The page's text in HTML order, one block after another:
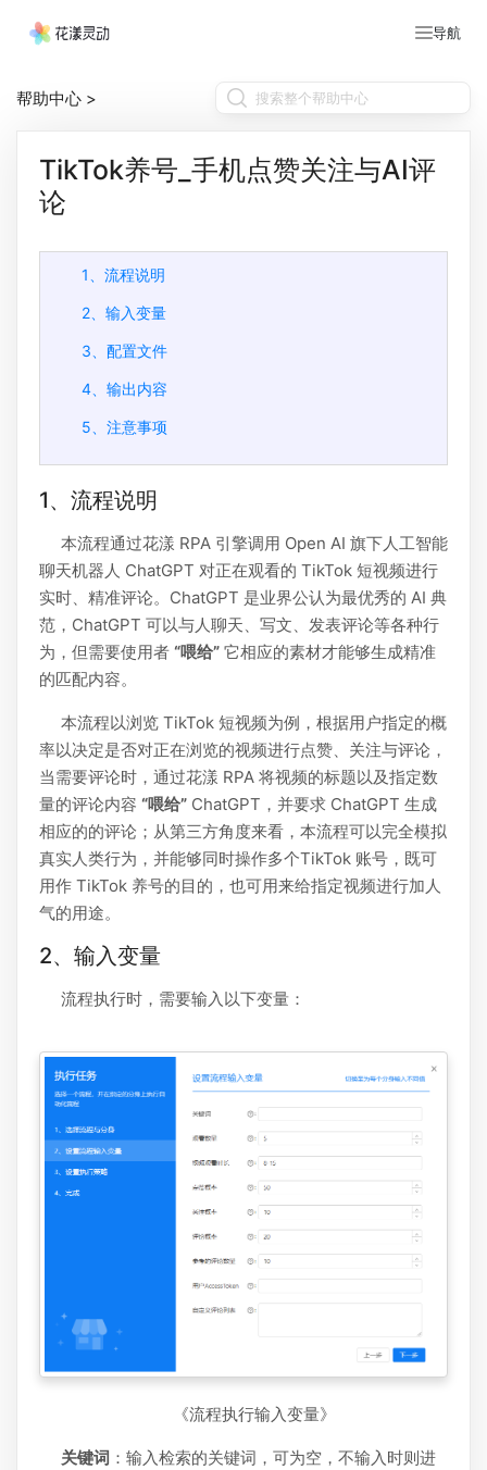
导航
帮助中心 >
TikTok养号_手机点赞关注与AI评
论
1、流程说明
2、输入变量
3、配置文件
4、输出内容
5、注意事项
1、流程说明
本流程通过花漾 RPA 引擎调用 Open AI 旗下人工智能
聊天机器人 ChatGPT 对正在观看的 TikTok 短视频进行
实时、精准评论。ChatGPT 是业界公认为最优秀的 AI 典
范，ChatGPT 可以与人聊天、写文、发表评论等各种行
为，但需要使用者 “喂给” 它相应的素材才能够生成精准
的匹配内容。
本流程以浏览 TikTok 短视频为例，根据用户指定的概
率以决定是否对正在浏览的视频进行点赞、关注与评论，
当需要评论时，通过花漾 RPA 将视频的标题以及指定数
量的评论内容 “喂给” ChatGPT，并要求 ChatGPT 生成
相应的的评论；从第三方角度来看，本流程可以完全模拟
真实人类行为，并能够同时操作多个TikTok 账号，既可
用作 TikTok 养号的目的，也可用来给指定视频进行加人
气的用途。
2、输入变量
流程执行时，需要输入以下变量：
《流程执行输入变量》
关键词 ：输入检索的关键词，可为空，不输入时则进